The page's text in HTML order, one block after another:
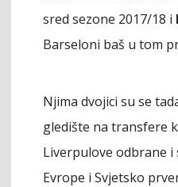
sred sezone 2017/18 i
Barseloni baš u tom
Njima dvojici su se
gledište na transfere
Liverpulove odbrane
Evrope i Svjetsko